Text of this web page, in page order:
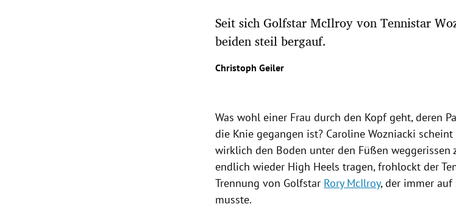
Seit sich Golfstar McIlroy von Tennistar
beiden steil bergauf.
Christoph Geiler
Was wohl einer Frau durch den Kopf geht, deren
die Knie gegangen ist? Caroline Wozniacki
wirklich den Boden unter den Füßen weggerissen
endlich wieder High Heels tragen, frohlockt der
Trennung von Golfstar Rory McIlroy, der immer auf
musste.